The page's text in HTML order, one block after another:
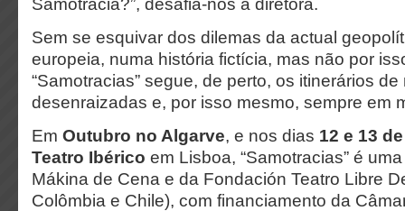
Samotrácia?”, desafia-nos a diretora.
Sem se esquivar dos dilemas da actual
europeia, numa história fictícia, mas não por
“Samotracias” segue, de perto, os itinerários
desenraizadas e, por isso mesmo, sempre em
Em Outubro no Algarve, e nos dias 12 e 13
Teatro Ibérico em Lisboa, “Samotracias” é
Mákina de Cena e da Fondación Teatro Libre
Colômbia e Chile), com financiamento da